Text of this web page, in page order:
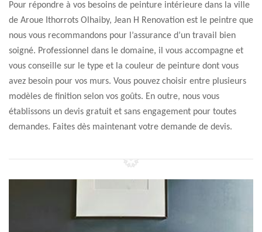
Pour répondre à vos besoins de peinture intérieure dans la ville
de Aroue Ithorrots Olhaiby, Jean H Renovation est le peintre que
nous vous recommandons pour l’assurance d’un travail bien
soigné. Professionnel dans le domaine, il vous accompagne et
vous conseille sur le type et la couleur de peinture dont vous
avez besoin pour vos murs. Vous pouvez choisir entre plusieurs
modèles de finition selon vos goûts. En outre, nous vous
établissons un devis gratuit et sans engagement pour toutes
demandes. Faites dès maintenant votre demande de devis.